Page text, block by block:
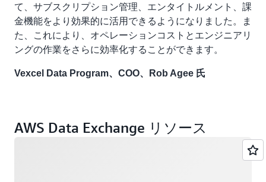
て、サブスクリプション管理、エンタイトルメント、課
金機能をより効果的に活用できるようになりました。ま
た、これにより、オペレーションコストとエンジニアリ
ングの作業をさらに効率化することができます。
Vexcel Data Program、COO、Rob Agee 氏
AWS Data Exchange リソース